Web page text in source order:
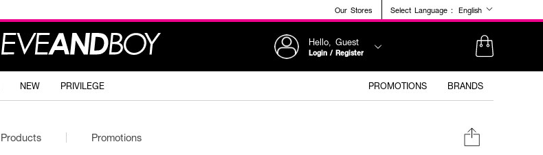
Our Stores Select Language : English
Hello, Guest
Login / Register
NEW PRIVILEGE PROMOTIONS BRANDS
Products Promotions